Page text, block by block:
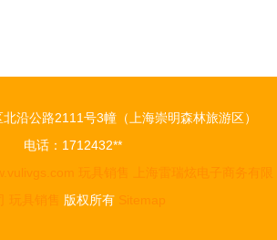
沿公路2111号3幢（上海崇明森林旅游区）
电话：1712432**
玩具销售
上海雷瑞炫电子商务有限
玩具销售 版权所有 Sitemap